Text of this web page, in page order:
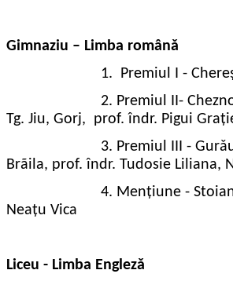
Gimnaziu – Limba românǎ
1. Premiul I -
2. Premiul II-
Tg. Jiu, Gorj, prof. îndr. Pigui
3. Premiul III -
Brãila, prof. îndr. Tudosie Liliana,
4. Mențiune -
Neațu Vica
Liceu - Limba Englezǎ